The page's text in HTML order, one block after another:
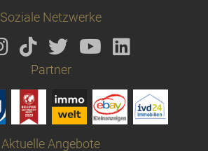
Soziale Netzwerke
Partner
Aktuelle Angebote